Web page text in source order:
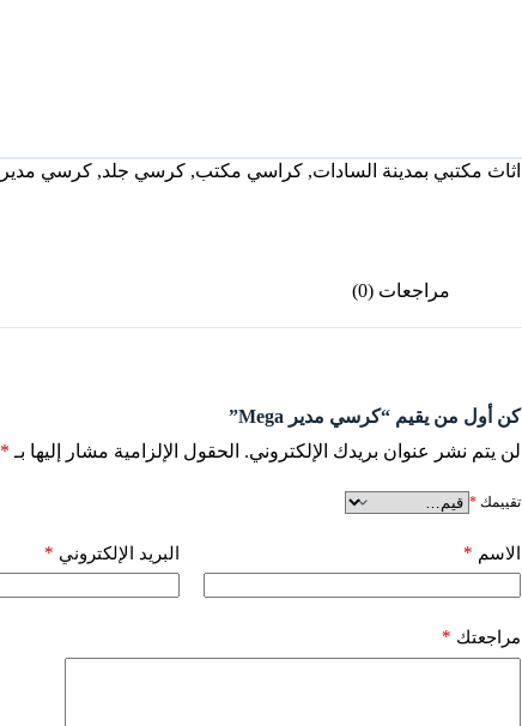
اثاث مكتبي بمدينة السادات, كراسي مكتب, كرسي جلد, كرسي مدير
مراجعات (0)
كن أول من يقيم “كرسي مدير Mega”
لن يتم نشر عنوان بريدك الإلكتروني. الحقول الإلزامية مشار إليها بـ *
تقييمك*
الاسم * البريد الإلكتروني *
مراجعتك *